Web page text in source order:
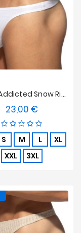
String Addicted Snow Rib Edición Limitada - Blanco
23,00 €
S M L
XL
XXL
3XL